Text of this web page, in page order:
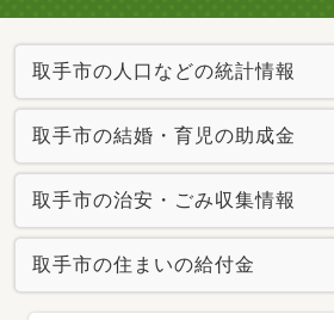
取手市の人口などの統計情報
取手市の結婚・育児の助成金
取手市の治安・ごみ収集情報
取手市の住まいの給付金